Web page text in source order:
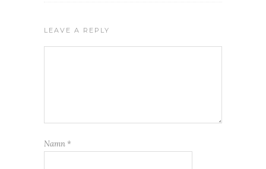
LEAVE A REPLY
Namn *